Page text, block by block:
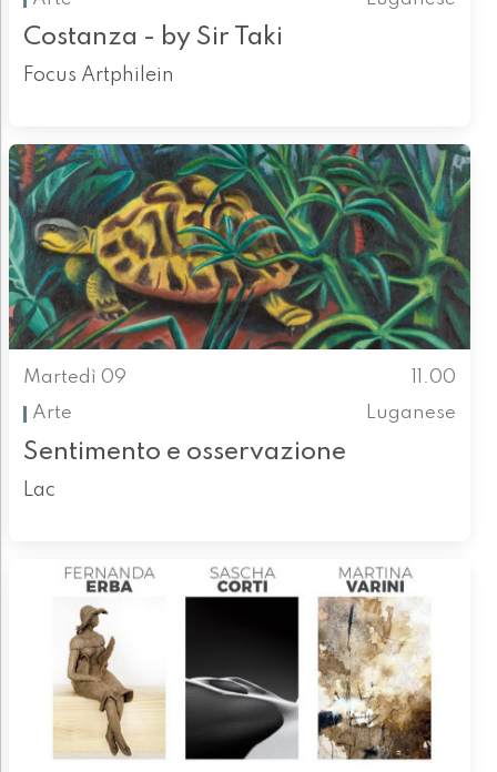
Costanza - by Sir Taki
Focus Artphilein
Martedì 09
11.00
Arte
Luganese
Sentimento e osservazione
Lac